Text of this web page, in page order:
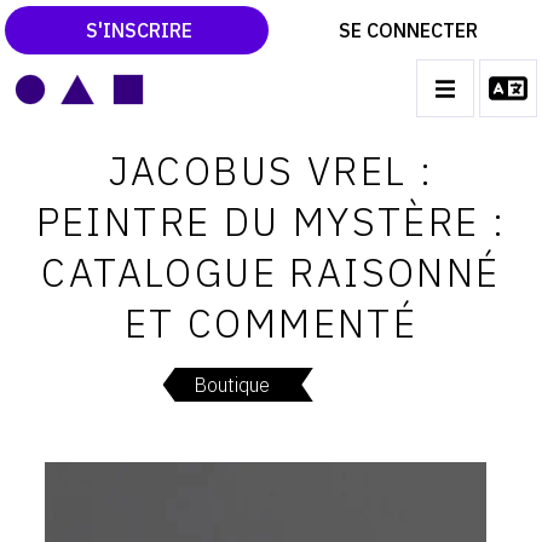
S'INSCRIRE SE CONNECTER
CATALOGUES RAISONNÉS
LES EXPOSITIONS
LES VERNISSAGES
ARCHIVES DES EXPOSITIONS
ACTUALITÉS DU MONDE DE L'ART
JACOBUS VREL :
PEINTRE DU MYSTÈRE :
CATALOGUE RAISONNÉ
ET COMMENTÉ
Boutique